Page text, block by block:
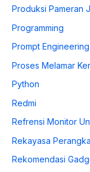
Produksi Pameran
Programming
Prompt Engineering
Proses Melamar
Python
Redmi
Refrensi Monitor
Rekayasa
Rekomendasi